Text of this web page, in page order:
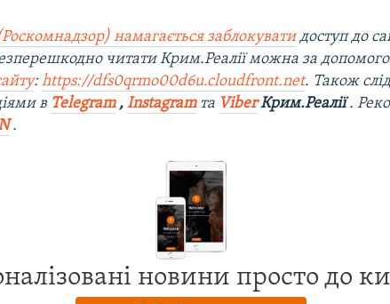
намагається заблокуватидоступ до
читати Крим.Реалії можна за
:https://dfs0qrmo00d6u.cloudfront.net. Також
в Telegram,Instagramта ViberКрим.Реалії.
.
новини просто до